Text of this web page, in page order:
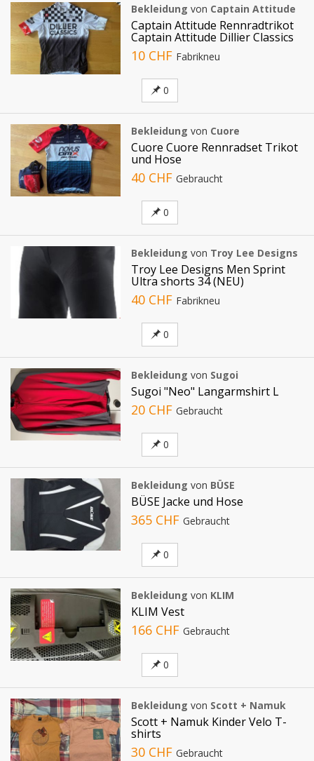
Bekleidung von Captain Attitude
Captain Attitude Rennradtrikot
Captain Attitude Dillier Classics
10 CHF Fabrikneu
0
Bekleidung von Cuore
Cuore Cuore Rennradset Trikot
und Hose
40 CHF Gebraucht
0
Bekleidung von Troy Lee Designs
Troy Lee Designs Men Sprint
Ultra shorts 34 (NEU)
40 CHF Fabrikneu
0
Bekleidung von Sugoi
Sugoi "Neo" Langarmshirt L
20 CHF Gebraucht
0
Bekleidung von BÜSE
BÜSE Jacke und Hose
365 CHF Gebraucht
0
Bekleidung von KLIM
KLIM Vest
166 CHF Gebraucht
0
Bekleidung von Scott + Namuk
Scott + Namuk Kinder Velo T-
shirts
30 CHF Gebraucht